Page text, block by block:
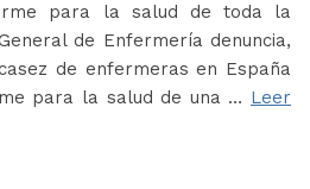
para la salud de toda la
de Enfermería denuncia,
de enfermeras en España
para la salud de una … Leer